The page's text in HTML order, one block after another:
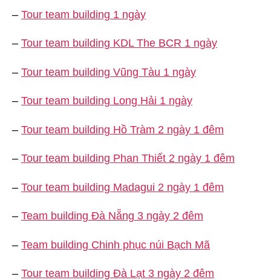
– Tour team building 1 ngày
– Tour team building KDL The BCR 1 ngày
– Tour team building Vũng Tàu 1 ngày
– Tour team building Long Hải 1 ngày
– Tour team building Hồ Tràm 2 ngày 1 đêm
– Tour team building Phan Thiết 2 ngày 1 đêm
– Tour team building Madagui 2 ngày 1 đêm
– Team building Đà Nẵng 3 ngày 2 đêm
– Team building Chinh phục núi Bạch Mã
– Tour team building Đà Lạt 3 ngày 2 đêm